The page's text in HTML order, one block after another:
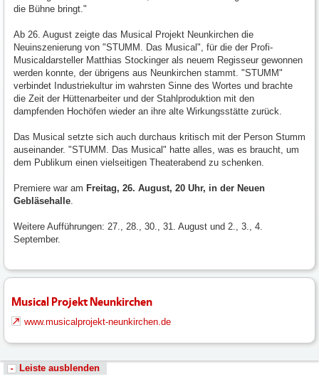
die Bühne bringt."
Ab 26. August zeigte das Musical Projekt Neunkirchen die
Neuinszenierung von "STUMM. Das Musical", für die der Profi-
Musicaldarsteller Matthias Stockinger als neuem Regisseur gewonnen
werden konnte, der übrigens aus Neunkirchen stammt. "STUMM"
verbindet Industriekultur im wahrsten Sinne des Wortes und brachte
die Zeit der Hüttenarbeiter und der Stahlproduktion mit den
dampfenden Hochöfen wieder an ihre alte Wirkungsstätte zurück.
Das Musical setzte sich auch durchaus kritisch mit der Person Stumm
auseinander. "STUMM. Das Musical" hatte alles, was es braucht, um
dem Publikum einen vielseitigen Theaterabend zu schenken.
Premiere war am Freitag, 26. August, 20 Uhr, in der Neuen
Gebläsehalle
Weitere Aufführungen: 27., 28., 30., 31. August und 2., 3., 4.
September.
Musical Projekt Neunkirchen
www.musicalprojekt-neunkirchen.de
Leiste ausblenden